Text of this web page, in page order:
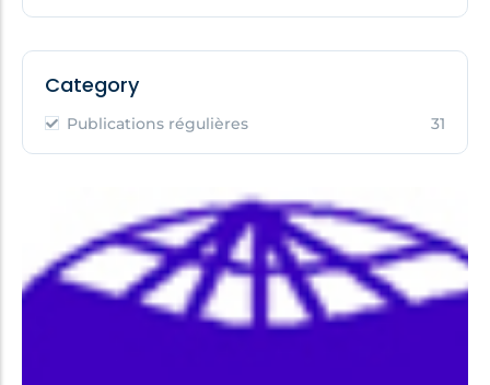
Category
Publications régulières 31